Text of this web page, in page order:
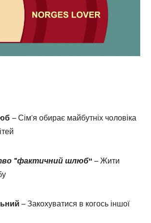
– Сім’я обирає майбутніх чоловіка
“фактичний шлюб“ – Жити
– Закохуватися в когось іншої